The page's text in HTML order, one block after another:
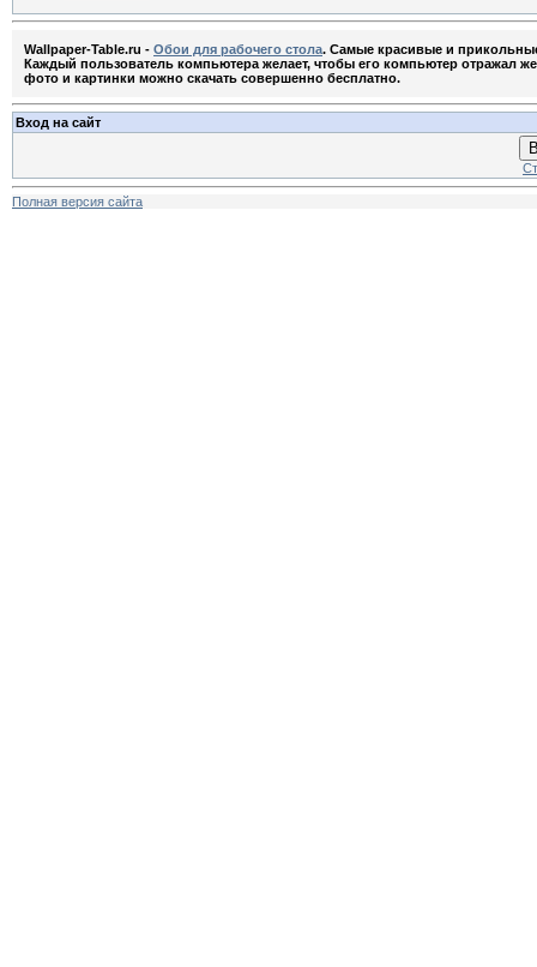
Wallpaper-Table.ru - Обои для рабочего стола. Самые красивые и
Каждый пользователь компьютера желает, чтобы его компьютер отражал
фото и картинки можно скачать совершенно бесплатно.
Вход на сайт
Полная версия сайта